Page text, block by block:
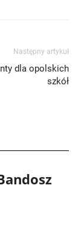
Następny artykuł
dla opolskich
szkół